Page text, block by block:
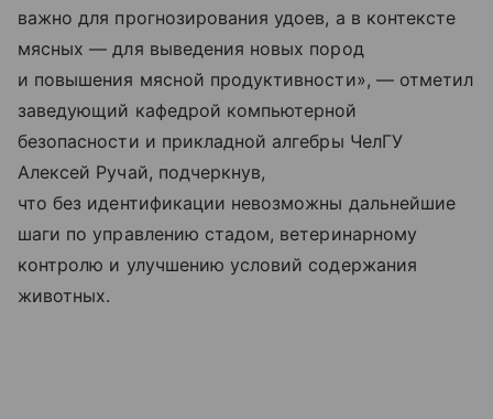
важно для прогнозирования удоев, а в контексте
мясных — для выведения новых пород
и повышения мясной продуктивности», — отметил
заведующий кафедрой компьютерной
безопасности и прикладной алгебры ЧелГУ
Алексей Ручай, подчеркнув,
что без идентификации невозможны дальнейшие
шаги по управлению стадом, ветеринарному
контролю и улучшению условий содержания
животных.